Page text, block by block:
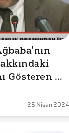
Gösteren
25 Nisan 2024